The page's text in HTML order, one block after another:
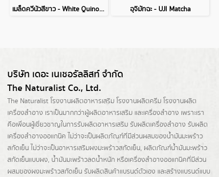
เมล็ดควีนัวสีขาว - White Quinoa Seed อุจิมัทฉะ - UJI Matcha
บริษัท เดอะ เนเชอรัลลิสท์ จำกัด
The Naturalist Co., Ltd.
The Naturalist โรงงานผลิตอาหารเสริม โรงงานผลิตครีม โรงงานผลิต
เครื่องสำอาง เราเป็นมากกว่าผู้ผลิตอาหารเสริม และเครื่องสำอาง เพราะเรา
คือเพื่อนผู้เชี่ยวชาญในการรับผลิตอาหารเสริม รับผลิตเครื่องสำอาง รับผลิต
เครื่องสำอางออแกนิค ไม่ว่าจะเป็นผลิตภัณฑ์ที่มีส่วนผสมของน้ำมันมะพร้าว
สกัดเย็น ไม่ว่าจะเป็นอาหารเสริมผงมะพร้าวสกัดเย็น, ผลิตภัณฑ์น้ำมันมะพร้าว
สกัดเย็นแบบผง, น้ำมันมะพร้าวลดน้ำหนัก หรือเครื่องสำอางออแกนิคที่มีส่วน
ผสมของผงมะพร้าวสกัดเย็น รับผลิตสินค้าแบรนด์ตัวเอง และสร้างแบรนด์แบบ